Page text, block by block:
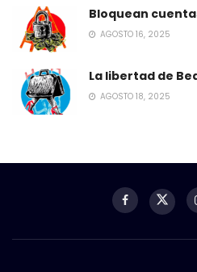
Bloquean
AGOSTO 16, 2025
La libertad de
AGOSTO 18, 2025